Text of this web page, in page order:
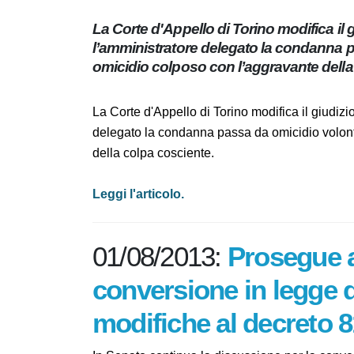
La Corte d'Appello di Torino
l’amministratore delegato la
a omicidio colposo con l’aggravante
La Corte d'Appello di Torino modifica il
delegato la condanna passa da omicidio
l’aggravante della colpa cosciente.
Leggi l'articolo.
01/08/2013:
la conversione in
contiene le